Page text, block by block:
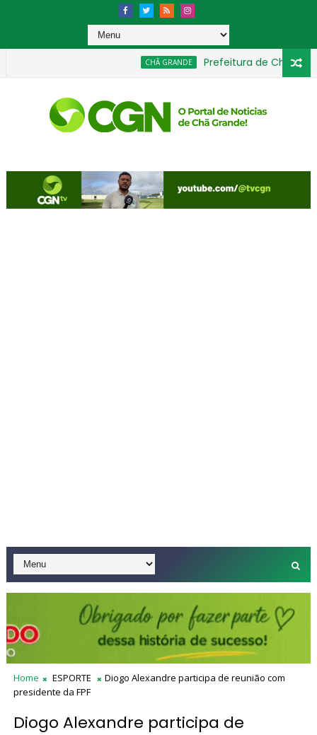
CHÃ GRANDE
Prefeitura de Chã
Home ESPORTE
Diogo Alexandre participa de reunião com
presidente da FPF
Diogo Alexandre participa de